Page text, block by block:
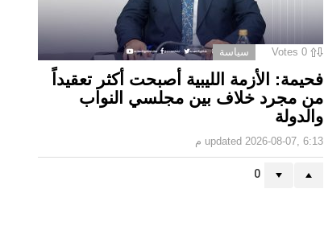
0
Votes سياسة
فحيمة: الأزمة الليبية أصبحت أكثر تعقيداً
من مجرد خلاف بين مجلسي النواب
والدولة
updated 2026-08-07, 6:13 م
0